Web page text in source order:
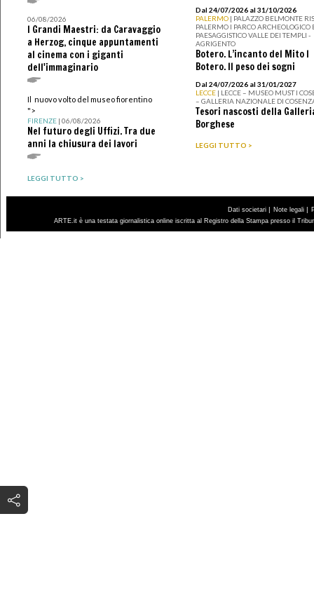
06/08/2026
I Grandi Maestri: da Caravaggio
a Herzog, cinque appuntamenti
al cinema con i giganti
dell'immaginario
Il nuovo volto del museo fiorentino
">
FIRENZE| 06/08/2026
Nel futuro degli Uffizi. Tra due
anni la chiusura dei lavori
LEGGI TUTTO >
Dal 24/07/2026 al 31/10/2026
PALERMO | PALAZZO BELMONTE
PALERMO I PARCO ARCHEOLOGICO
PAESAGGISTICO VALLE DEI TEMPLI -
AGRIGENTO
Botero. L’incanto del Mito I
Botero. Il peso dei sogni
Dal 24/07/2026 al 31/01/2027
LECCE | LECCE – MUSEO MUST I
– GALLERIA NAZIONALE DI
Tesori nascosti della
Borghese
LEGGI TUTTO >
Dati societari Note legali
ARTE.it è una testata giornalistica online iscritta al Registro della Stampa presso il